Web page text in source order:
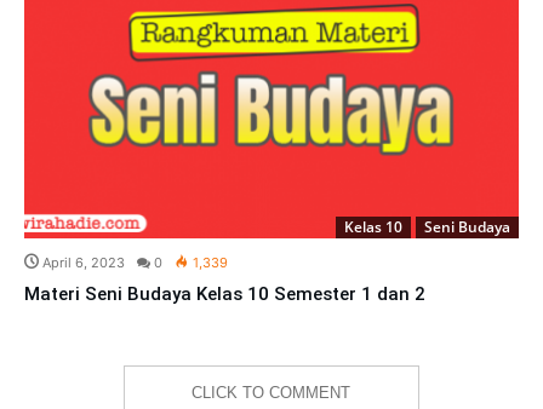
Kelas 10 Seni Budaya
April 6, 2023 0 1,339
Materi Seni Budaya Kelas 10 Semester 1 dan 2
CLICK TO COMMENT